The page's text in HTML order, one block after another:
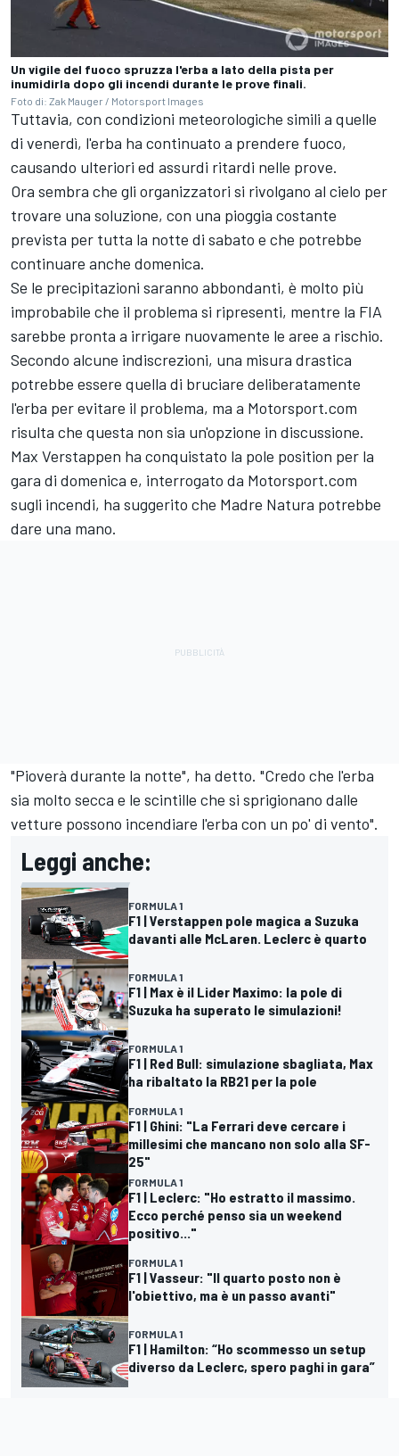
Un vigile del fuoco spruzza l'erba a lato della pista per
inumidirla dopo gli incendi durante le prove finali.
Foto di: Zak Mauger / Motorsport Images
Tuttavia, con condizioni meteorologiche simili a quelle
di venerdì, l'erba ha continuato a prendere fuoco,
causando ulteriori ed assurdi ritardi nelle prove.
Ora sembra che gli organizzatori si rivolgano al cielo per
trovare una soluzione, con una pioggia costante
prevista per tutta la notte di sabato e che potrebbe
continuare anche domenica.
Se le precipitazioni saranno abbondanti, è molto più
improbabile che il problema si ripresenti, mentre la FIA
sarebbe pronta a irrigare nuovamente le aree a rischio.
Secondo alcune indiscrezioni, una misura drastica
potrebbe essere quella di bruciare deliberatamente
l'erba per evitare il problema, ma a Motorsport.com
risulta che questa non sia un'opzione in discussione.
Max Verstappen ha conquistato la pole position per la
gara di domenica e, interrogato da Motorsport.com
sugli incendi, ha suggerito che Madre Natura potrebbe
dare una mano.
"Pioverà durante la notte", ha detto. "Credo che l'erba
sia molto secca e le scintille che si sprigionano dalle
vetture possono incendiare l'erba con un po' di vento".
Leggi anche:
FORMULA 1
F1 | Verstappen pole magica a Suzuka
davanti alle McLaren. Leclerc è quarto
FORMULA 1
F1 | Max è il Lider Maximo: la pole di
Suzuka ha superato le simulazioni!
FORMULA 1
F1 | Red Bull: simulazione sbagliata, Max
ha ribaltato la RB21 per la pole
FORMULA 1
F1 | Ghini: "La Ferrari deve cercare i
millesimi che mancano non solo alla SF-
25"
FORMULA 1
F1 | Leclerc: "Ho estratto il massimo.
Ecco perché penso sia un weekend
positivo..."
FORMULA 1
F1 | Vasseur: "Il quarto posto non è
l'obiettivo, ma è un passo avanti"
FORMULA 1
F1 | Hamilton: “Ho scommesso un setup
diverso da Leclerc, spero paghi in gara”